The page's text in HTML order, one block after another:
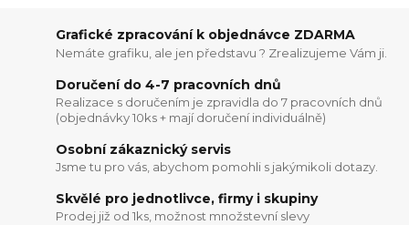
Grafické zpracování k objednávce ZDARMA
Nemáte grafiku, ale jen představu ? Zrealizujeme Vám ji.
Doručení do 4-7 pracovních dnů
Realizace s doručením je zpravidla do 7 pracovních dnů
(objednávky 10ks + mají doručení individuálně)
Osobní zákaznický servis
Jsme tu pro vás, abychom pomohli s jakýmikoli dotazy.
Skvělé pro jednotlivce, firmy i skupiny
Prodej již od 1ks, možnost množstevní slevy